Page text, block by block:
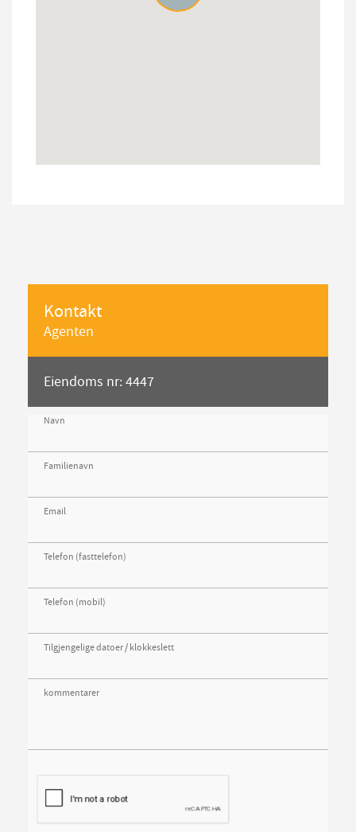
Kontakt
Agenten
Eiendoms nr: 4447
Navn
Familienavn
Email
Telefon (fasttelefon)
Telefon (mobil)
Tilgjengelige datoer / klokkeslett
kommentarer